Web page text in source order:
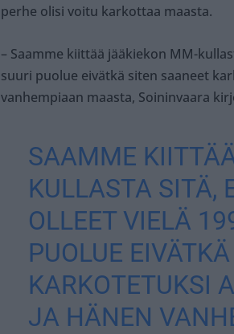
perhe olisi voitu karkottaa maasta.
– Saamme kiittää jääkiekon MM-
suuri puolue eivätkä siten saaneet
vanhempiaan maasta, Soininvaara
SAAMME
KULLASTA SITÄ,
OLLEET VIELÄ
PUOLUE
KARKOTETUKSI
JA HÄNEN